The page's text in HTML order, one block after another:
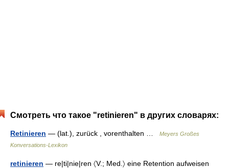
Смотреть что такое "retinieren" в других словарях:
Retinieren — (lat.), zurück , vorenthalten …
Meyers Großes
Konversations-Lexikon
retinieren — re|ti|nie|ren 〈V.; Med.〉 eine Retention aufweisen